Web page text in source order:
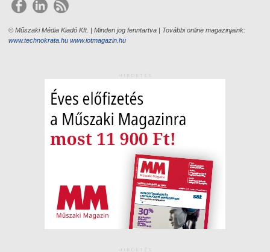
© Műszaki Média Kiadó Kft. | Minden jog fenntartva | További online magazinjaink:
www.technokrata.hu www.iotmagazin.hu
HIRDETÉS
HIRDETÉS